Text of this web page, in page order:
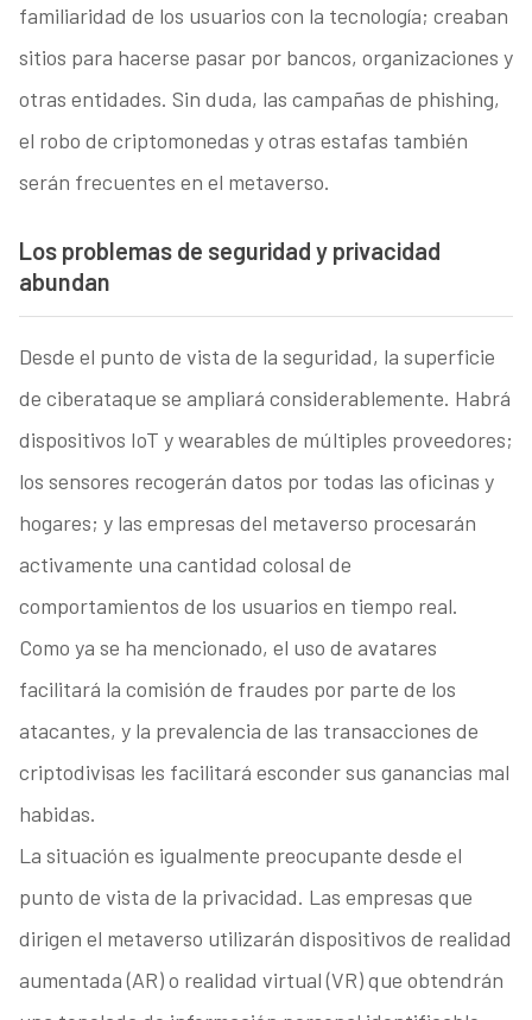
familiaridad de los usuarios con la tecnología; creaban
sitios para hacerse pasar por bancos, organizaciones y
otras entidades. Sin duda, las campañas de phishing,
el robo de criptomonedas y otras estafas también
serán frecuentes en el metaverso.
Los problemas de seguridad y privacidad
abundan
Desde el punto de vista de la seguridad, la superficie
de ciberataque se ampliará considerablemente. Habrá
dispositivos IoT y wearables de múltiples proveedores;
los sensores recogerán datos por todas las oficinas y
hogares; y las empresas del metaverso procesarán
activamente una cantidad colosal de
comportamientos de los usuarios en tiempo real.
Como ya se ha mencionado, el uso de avatares
facilitará la comisión de fraudes por parte de los
atacantes, y la prevalencia de las transacciones de
criptodivisas les facilitará esconder sus ganancias mal
habidas.
La situación es igualmente preocupante desde el
punto de vista de la privacidad. Las empresas que
dirigen el metaverso utilizarán dispositivos de realidad
aumentada (AR) o realidad virtual (VR) que obtendrán